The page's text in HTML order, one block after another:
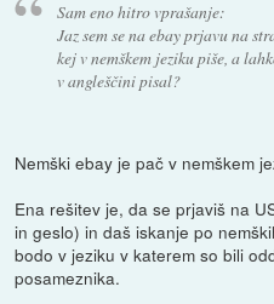
Sam eno hitro vprašanje:
Jaz sem se na ebay prjavu na
kej v nemškem jeziku piše, a
v angleščini pisal?
Nemški ebay je pač v nemškem
Ena rešitev je, da se prjaviš na
in geslo) in daš iskanje po
bodo v jeziku v katerem so bili
posameznika.